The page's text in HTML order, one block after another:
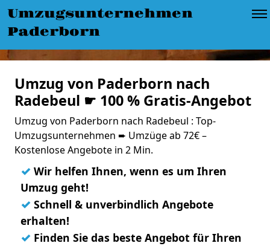
Umzugsunternehmen
Paderborn
Umzug von Paderborn nach
Radebeul ☛ 100 % Gratis-Angebot
Umzug von Paderborn nach Radebeul : Top-
Umzugsunternehmen ➨ Umzüge ab 72€ –
Kostenlose Angebote in 2 Min.
✓ Wir helfen Ihnen, wenn es um Ihren
Umzug geht!
✓ Schnell & unverbindlich Angebote
erhalten!
✓ Finden Sie das beste Angebot für Ihren